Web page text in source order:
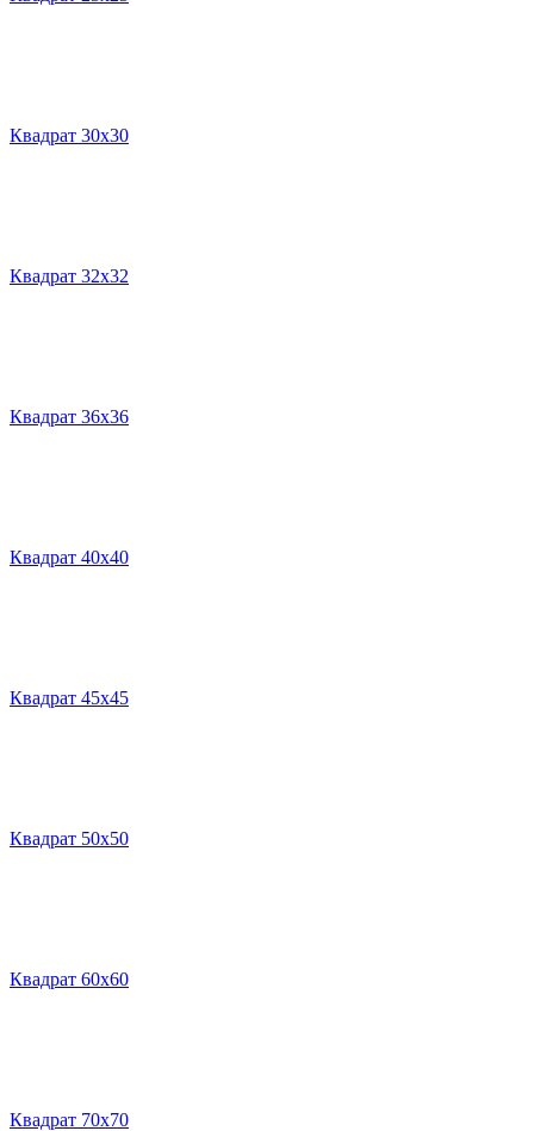
Квадрат 30х30
Квадрат 32х32
Квадрат 36х36
Квадрат 40х40
Квадрат 45х45
Квадрат 50х50
Квадрат 60х60
Квадрат 70х70